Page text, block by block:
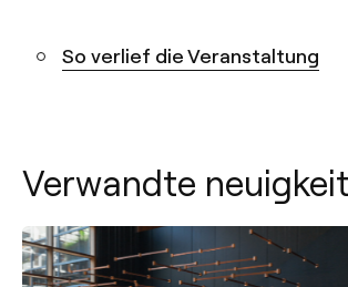
So verlief die Veranstaltung
Verwandte